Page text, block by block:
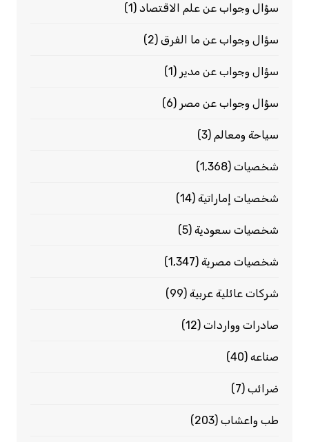
سؤال وجواب عن علم الاقتصاد(1)
سؤال وجواب عن ما الفرق(2)
سؤال وجواب عن مدير (1)
سؤال وجواب عن مصر (6)
سياحة ومعالم (3)
شخصيات(1٬368)
شخصيات إماراتية(14)
شخصيات سعودية(5)
شخصيات مصرية(1٬347)
شركات عائلية عربية(99)
صادرات وواردات(12)
صناعه(40)
ضرائب(7)
طب واعشاب(203)